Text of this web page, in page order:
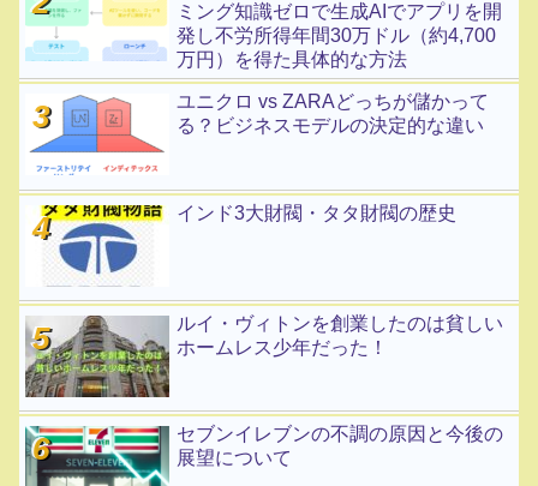
ミング知識ゼロで生成AIでアプリを開
発し不労所得年間30万ドル（約4,700
万円）を得た具体的な方法
ユニクロ vs ZARAどっちが儲かって
る？ビジネスモデルの決定的な違い
インド3大財閥・タタ財閥の歴史
ルイ・ヴィトンを創業したのは貧しい
ホームレス少年だった！
セブンイレブンの不調の原因と今後の
展望について